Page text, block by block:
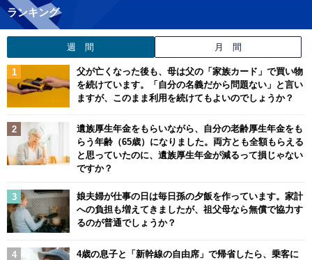
ランキング
週 間 月 間
父が亡くなった後も、母は父の「家族カード」で買い物
を続けています。「自分の名義だから問題ない」と言い
ますが、このまま利用を続けてもよいのでしょうか？
遺族厚生年金をもらいながら、自分の老齢厚生年金をも
らう年齢（65歳）になりました。両方とも全額もらえる
と思っていたのに、遺族厚生年金が減るって損じゃない
ですか？
娘夫婦が仕事の日は毎日孫の夕飯を作っています。家計
への負担も増えてきましたが、祖父母なら無償で協力す
るのが普通でしょうか？
4歳の息子と「新幹線の自由席」で帰省したら、乗客に